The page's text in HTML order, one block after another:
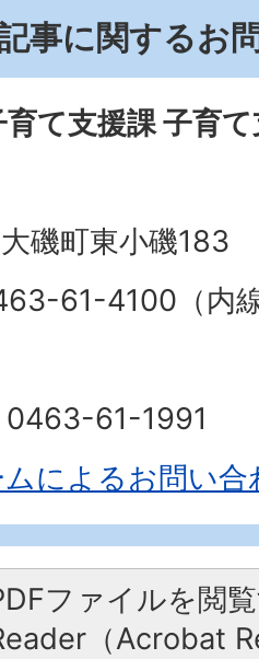
事に関するお
て支援課 子育
磯町東小磯183
61-4100（内
0463-61-1991
によるお問い合
ファイルを閲
（Acrobat